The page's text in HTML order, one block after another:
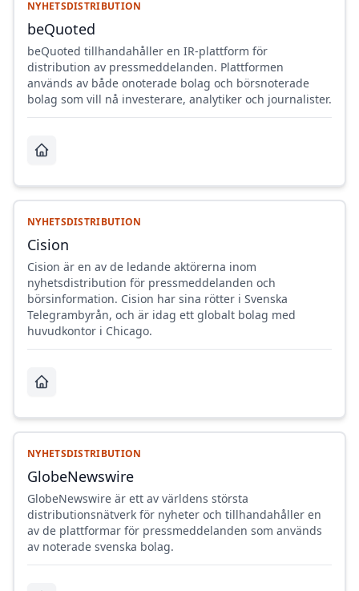
NYHETSDISTRIBUTION
beQuoted
beQuoted tillhandahåller en IR-plattform för
distribution av pressmeddelanden. Plattformen
används av både onoterade bolag och börsnoterade
bolag som vill nå investerare, analytiker och journalister.
NYHETSDISTRIBUTION
Cision
Cision är en av de ledande aktörerna inom
nyhetsdistribution för pressmeddelanden och
börsinformation. Cision har sina rötter i Svenska
Telegrambyrån, och är idag ett globalt bolag med
huvudkontor i Chicago.
NYHETSDISTRIBUTION
GlobeNewswire
GlobeNewswire är ett av världens största
distributionsnätverk för nyheter och tillhandahåller en
av de plattformar för pressmeddelanden som används
av noterade svenska bolag.